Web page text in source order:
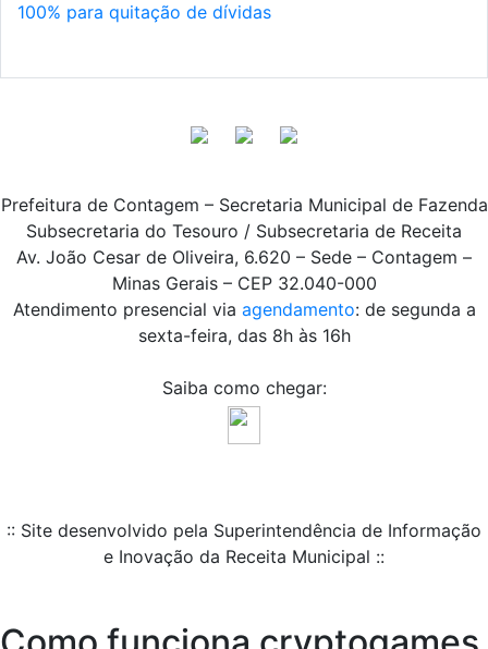
100% para quitação de dívidas
Prefeitura de Contagem – Secretaria Municipal de Fazenda
Subsecretaria do Tesouro / Subsecretaria de Receita
Av. João Cesar de Oliveira, 6.620 – Sede – Contagem –
Minas Gerais – CEP 32.040-000
Atendimento presencial via agendamento: de segunda a
sexta-feira, das 8h às 16h
Saiba como chegar:
:: Site desenvolvido pela Superintendência de Informação
e Inovação da Receita Municipal ::